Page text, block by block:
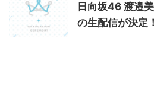
日向坂46 渡邉
の生配信が決定！